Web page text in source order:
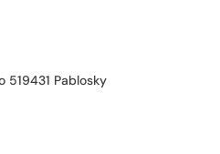
519431 Pablosky